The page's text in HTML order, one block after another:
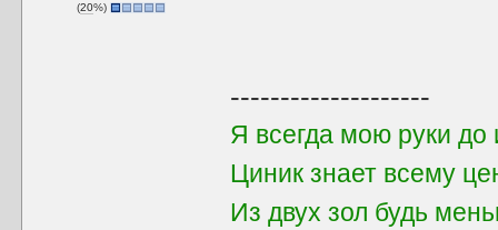
(20%)
--------------------
Я всегда мою руки
Циник знает всему
Из двух зол будь